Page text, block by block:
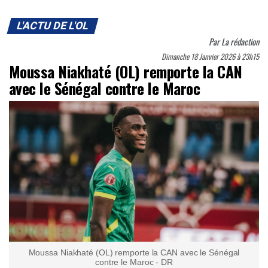
L'ACTU DE L'OL
ParLa rédaction
Dimanche 18 Janvier 2026 à 23h15
Moussa Niakhaté (OL) remporte la CAN
avec le Sénégal contre le Maroc
Moussa Niakhaté (OL) remporte la CAN avec le Sénégal
contre le Maroc - DR